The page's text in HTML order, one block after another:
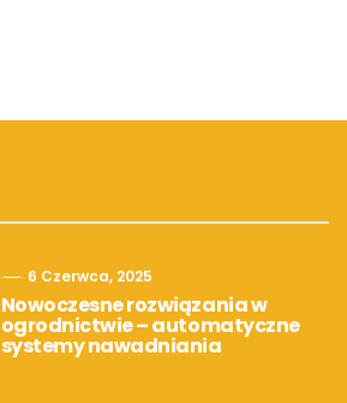
6 Czerwca, 2025
Nowoczesne rozwiązania w
ogrodnictwie – automatyczne
systemy nawadniania